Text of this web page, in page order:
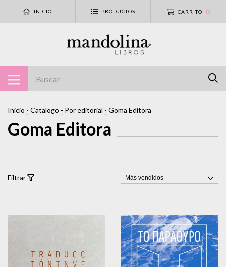
INICIO PRODUCTOS CARRITO 0
Inicio - Catalogo - Por editorial - Goma Editora
Goma Editora
Filtrar